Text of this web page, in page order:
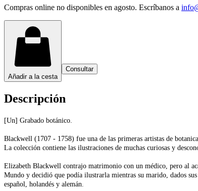
Compras online no disponibles en agosto. Escríbanos a
Añadir a la cesta
Consultar
Descripción
[Un] Grabado botánico.
Blackwell (1707 - 1758) fue una de las primeras artistas de
La colección contiene las ilustraciones de muchas curiosas y
Elizabeth Blackwell contrajo matrimonio con un médico, pero al
Mundo y decidió que podía ilustrarla mientras su marido, dados
español, holandés y alemán.